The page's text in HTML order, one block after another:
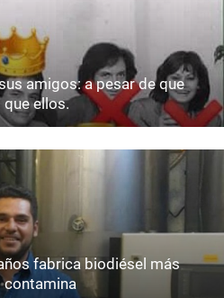
amigos: a pesar de que
que ellos.
fabrica biodiésel más
contamina